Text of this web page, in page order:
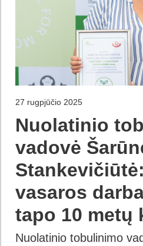
27 rugpjūčio 2025
Nuolatinio
vadovė
vasaros
tapo 10 metų
Nuolatinio tobulinimo